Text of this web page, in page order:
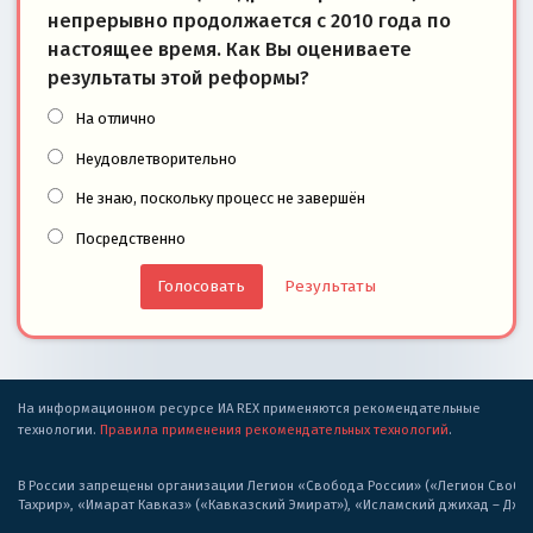
непрерывно продолжается с 2010 года по
настоящее время. Как Вы оцениваете
результаты этой реформы?
На отлично
Неудовлетворительно
Не знаю, поскольку процесс не завершён
Посредственно
Результаты
На информационном ресурсе ИА REX применяются рекомендательные
технологии. Правила применения рекомендательных технологий.
В России запрещены организации Легион «Свобода России» («Легион
Тахрир», «Имарат Кавказ» («Кавказский Эмират»), «Исламский джихад –